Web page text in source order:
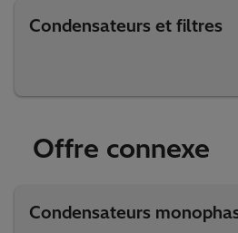
Condensateurs et filtres
Offre connexe
Condensateurs